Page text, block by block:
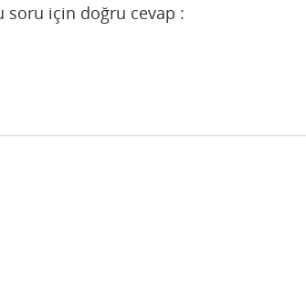
soru için doğru cevap :